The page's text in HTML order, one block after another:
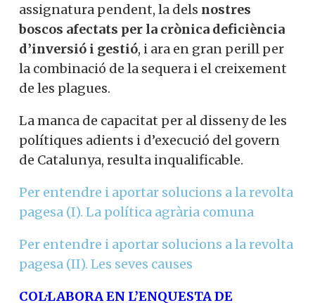
assignatura pendent, la dels nostres
boscos afectats per la crònica deficiència
d’inversió i gestió, i ara en gran perill per
la combinació de la sequera i el creixement
de les plagues.
La manca de capacitat per al disseny de les
polítiques adients i d’execució del govern
de Catalunya, resulta inqualificable.
Per entendre i aportar solucions a la revolta
pagesa (I). La política agrària comuna
Per entendre i aportar solucions a la revolta
pagesa (II). Les seves causes
COL·LABORA EN L’ENQUESTA DE